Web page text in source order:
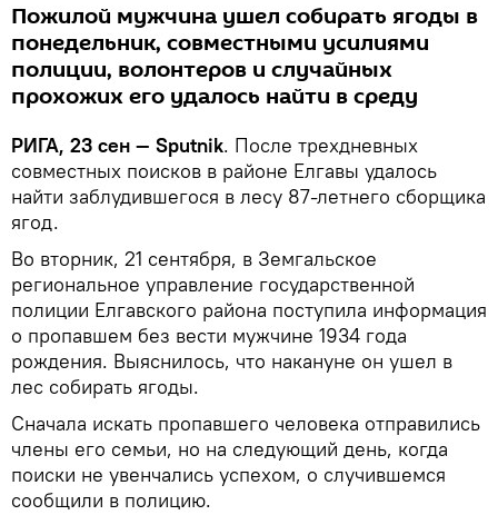
Пожилой мужчина ушел собирать ягоды в
понедельник, совместными усилиями
полиции, волонтеров и случайных
прохожих его удалось найти в среду
РИГА, 23 сен — Sputnik. После трехдневных
совместных поисков в районе Елгавы удалось
найти заблудившегося в лесу 87-летнего сборщика
ягод.
Во вторник, 21 сентября, в Земгальское
региональное управление государственной
полиции Елгавского района поступила информация
о пропавшем без вести мужчине 1934 года
рождения. Выяснилось, что накануне он ушел в
лес собирать ягоды.
Сначала искать пропавшего человека отправились
члены его семьи, но на следующий день, когда
поиски не увенчались успехом, о случившемся
сообщили в полицию.